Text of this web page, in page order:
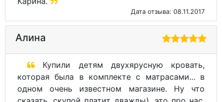
Дата отзыва: 08.11.2017
Алина
Купили детям двухярусную кровать,
которая была в комплекте с матрасами... в
одном очень известном магазине. Ну что